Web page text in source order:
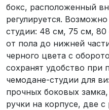
бокс, расположенный
регулируется.
студии: 48 см, 75 см,
от пола до нижней
черного цвета с
сохранят удобство при
чемодане-студии для
прочных боковых
ручки на корпусе, две